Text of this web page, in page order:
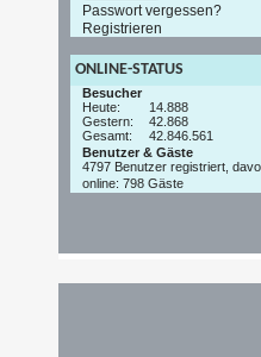
Passwort vergessen?
Registrieren
ONLINE-STATUS
Besucher
Heute:
14.888
Gestern:
42.868
Gesamt:
42.846.561
Benutzer & Gäste
4797 Benutzer registriert,
online: 798 Gäste